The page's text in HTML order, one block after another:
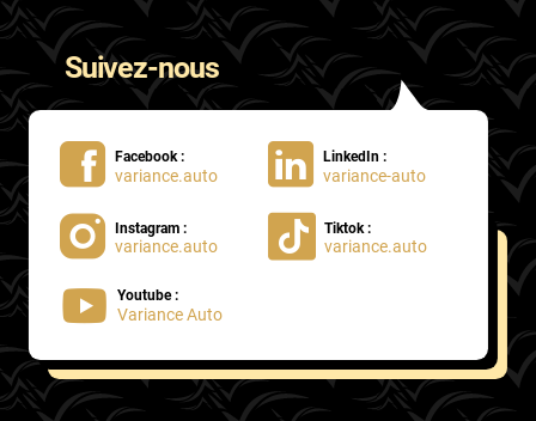
Suivez-nous
Facebook :
variance.auto
LinkedIn :
variance-auto
Instagram :
variance.auto
Tiktok :
variance.auto
Youtube :
Variance Auto